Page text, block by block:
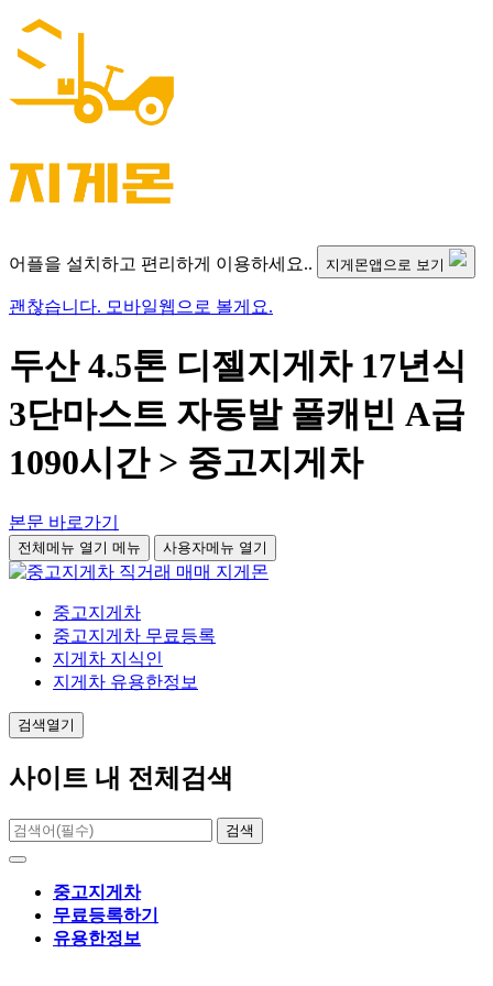
어플을 설치하고 편리하게 이용하세요.. 지게몬앱으로 보기
괜찮습니다. 모바일웹으로 볼게요.
두산 4.5톤 디젤지게차 17년식
3단마스트 자동발 풀캐빈 A급
1090시간 > 중고지게차
본문 바로가기
전체메뉴 열기 메뉴 사용자메뉴 열기
중고지게차
중고지게차 무료등록
지게차 지식인
지게차 유용한정보
검색열기
사이트 내 전체검색
검색
중고지게차
무료등록하기
유용한정보